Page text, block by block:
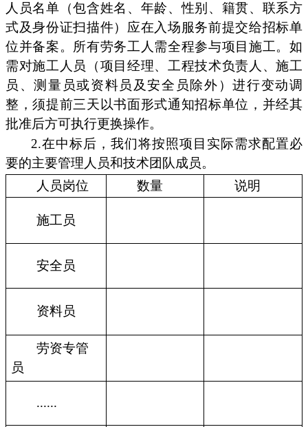
人员名单（包含姓名、年龄、性别、籍贯、联系方
式及身份证扫描件）应在入场服务前提交给招标单
位并备案。所有劳务工人需全程参与项目施工。如
需对施工人员（项目经理、工程技术负责人、施工
员、测量员或资料员及安全员除外）进行变动调
整，须提前三天以书面形式通知招标单位，并经其
批准后方可执行更换操作。
2.在中标后，我们将按照项目实际需求配置必
要的主要管理人员和技术团队成员。
人员岗位
数量 说明
施工员
安全员
资料员
劳资专管
员
......